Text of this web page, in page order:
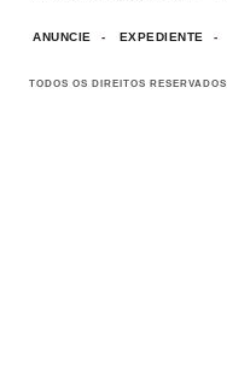
ANUNCIE EXPEDIENTE
TODOS OS DIREITOS RESERVADOS